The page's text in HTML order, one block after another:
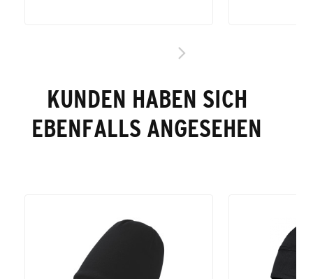
KUNDEN HABEN SICH
EBENFALLS ANGESEHEN